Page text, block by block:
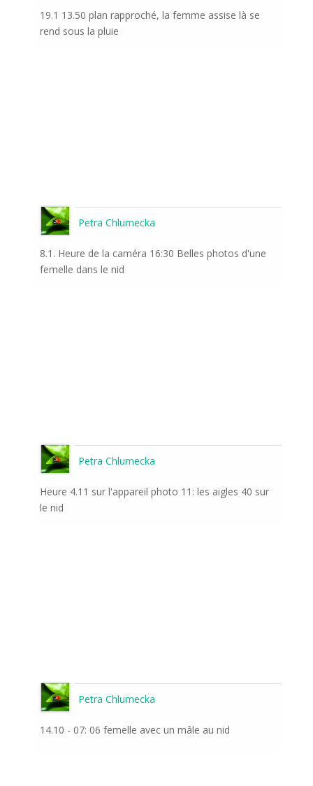
19.1 13.50 plan rapproché, la femme assise là se
rend sous la pluie
Petra Chlumecka
8.1. Heure de la caméra 16:30 Belles photos d'une
femelle dans le nid
Petra Chlumecka
Heure 4.11 sur l'appareil photo 11: les aigles 40 sur
le nid
Petra Chlumecka
14.10 - 07: 06 femelle avec un mâle au nid